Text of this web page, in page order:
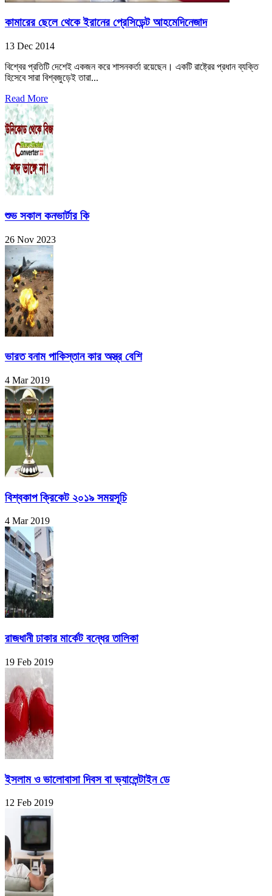
কামারের ছেলে থেকে ইরানের প্রেসিডেন্ট আহমেদিনেজাদ
13 Dec 2014
বিশ্বের প্রতিটি দেশেই একজন করে শাসনকর্তা রয়েছেন। একটি রাষ্ট্রের প্রধান ব্যক্তি
হিসেবে সারা বিশ্বজুড়েই তারা...
Read More
শুভ সকাল কনভার্টার কি
26 Nov 2023
ভারত বনাম পাকিস্তান কার অস্ত্র বেশি
4 Mar 2019
বিশ্বকাপ ক্রিকেট ২০১৯ সময়সূচি
4 Mar 2019
রাজধানী ঢাকার মার্কেট বন্ধের তালিকা
19 Feb 2019
ইসলাম ও ভালোবাসা দিবস বা ভ্যালেন্টাইন ডে
12 Feb 2019